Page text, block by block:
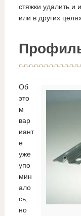
стяжки удалить и
или в других
Об
это
м
вар
иант
е
уже
упо
мин
ало
сь,
но